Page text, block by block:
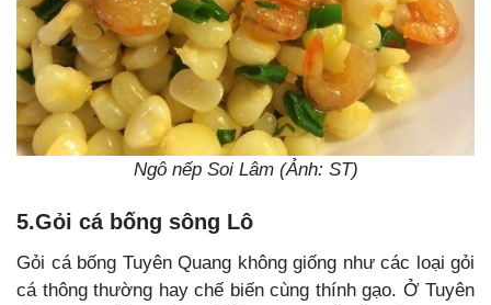
Ngô nếp Soi Lâm (Ảnh: ST)
5.Gỏi cá bống sông Lô
Gỏi cá bống Tuyên Quang không giống như các loại gỏi
cá thông thường hay chế biến cùng thính gạo. Ở Tuyên